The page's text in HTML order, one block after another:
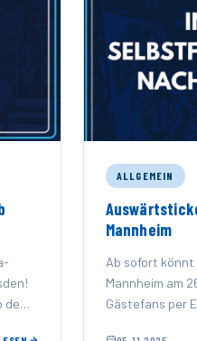
dem
ALLGEMEIN
Mannheim
Ab sofort könnt
Mannheim am
Gästefans per